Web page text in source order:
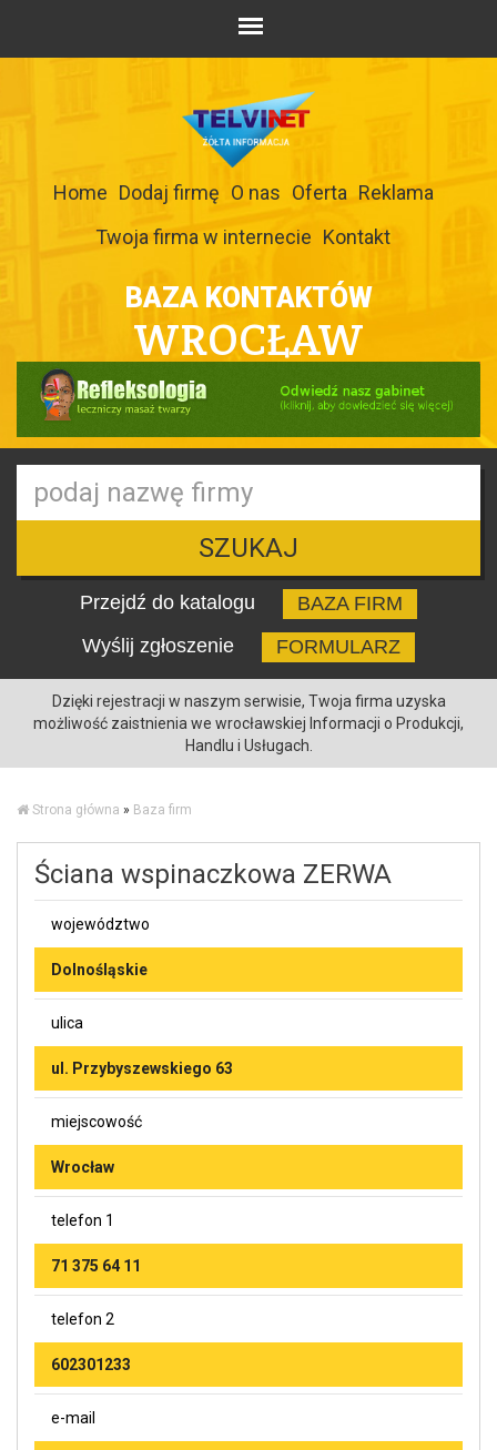
Home Dodaj firmę O nas Oferta Reklama
Twoja firma w internecie Kontakt
BAZA KONTAKTÓW
WROCŁAW
SZUKAJ
Przejdź do katalogu
BAZA FIRM
Wyślij zgłoszenie
FORMULARZ
Dzięki rejestracji w naszym serwisie, Twoja firma uzyska
możliwość zaistnienia we wrocławskiej Informacji o Produkcji,
Handlu i Usługach.
Strona główna » Baza firm
Ściana wspinaczkowa ZERWA
województwo
Dolnośląskie
ulica
ul. Przybyszewskiego 63
miejscowość
Wrocław
telefon 1
71 375 64 11
telefon 2
602301233
e-mail